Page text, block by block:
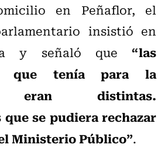
en Peñaflor, el
insistió en
y señaló que “las
que tenía para la
eran distintas.
que se pudiera rechazar
Ministerio Público”.